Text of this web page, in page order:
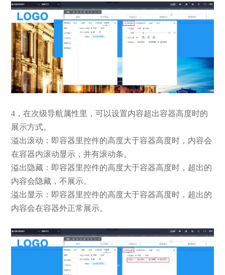
4，在次级导航属性里，可以设置内容超出容器高度时的
展示方式。
溢出滚动：即容器里控件的高度大于容器高度时，内容会
在容器内滚动显示，并有滚动条。
溢出隐藏：即容器里控件的高度大于容器高度时，超出的
内容会隐藏，不展示。
溢出显示：即容器里控件的高度大于容器高度时，超出的
内容会在容器外正常展示。